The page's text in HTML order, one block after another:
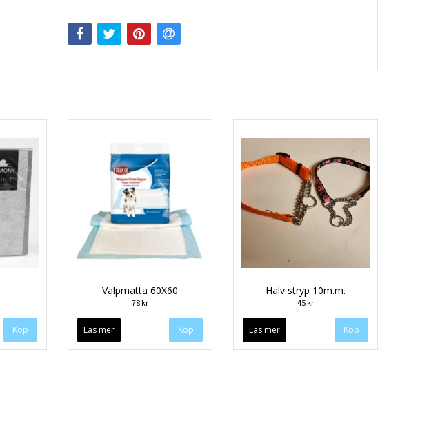
Valpmatta 60X60
78 kr
Läs mer
Halv stryp 10m.m.
45 kr
Läs mer Köp